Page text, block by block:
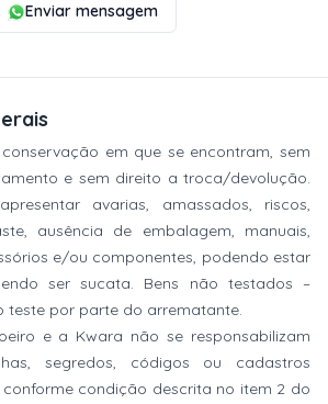
Enviar mensagem
em que se encontram, sem
e sem direito a troca/devolução.
avarias, amassados, riscos,
ausência de embalagem, manuais,
e/ou componentes, podendo estar
ser sucata. Bens não testados –
teste por parte do arrematante.
e a Kwara não se responsabilizam
segredos, códigos ou cadastros
conforme condição descrita no item 2 do